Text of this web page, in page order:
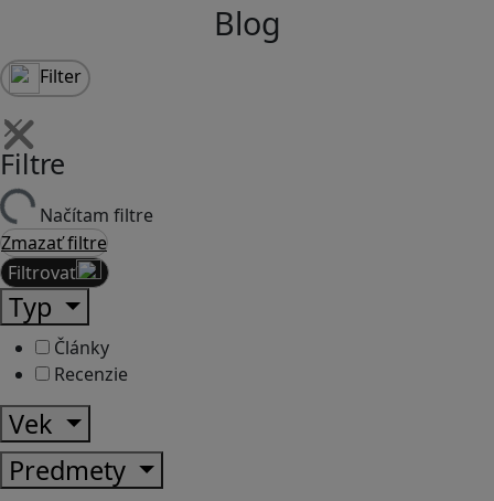
Blog
Filter
Filtre
Načítam filtre
Zmazať filtre
Filtrovať
Typ
Články
Recenzie
Vek
Predmety